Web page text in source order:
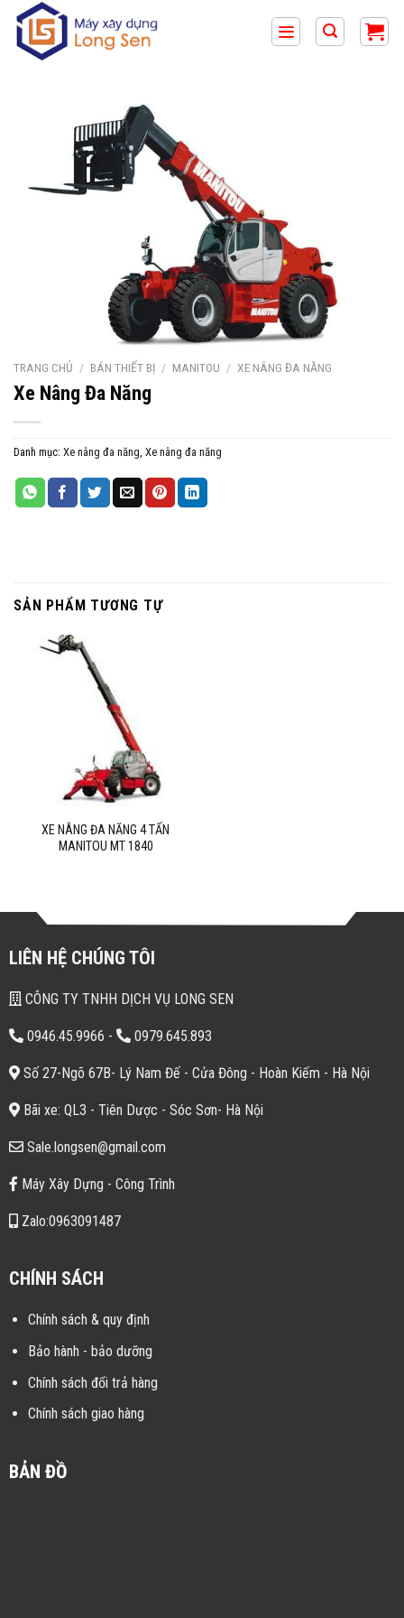
qua
TRANG CHỦ / BÁN THIẾT BỊ / MANITOU / XE NÂNG ĐA NĂNG
Xe Nâng Đa Năng
Danh mục: Xe nâng đa năng, Xe nâng đa năng
SẢN PHẨM TƯƠNG TỰ
XE NÂNG ĐA NĂNG 4 TẤN
MANITOU MT 1840
LIÊN HỆ CHÚNG TÔI
CÔNG TY TNHH DỊCH VỤ LONG SEN
0946.45.9966 - 0979.645.893
Số 27-Ngõ 67B- Lý Nam Đế - Cửa Đông - Hoàn Kiếm - Hà Nội
Bãi xe: QL3 - Tiên Dược - Sóc Sơn- Hà Nội
Sale.longsen@gmail.com
Máy Xây Dựng - Công Trình
Zalo:0963091487
CHÍNH SÁCH
Chính sách & quy định
Bảo hành - bảo dưỡng
Chính sách đổi trả hàng
Chính sách giao hàng
BẢN ĐỒ